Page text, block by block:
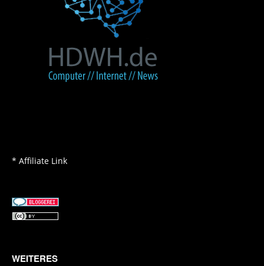
* Affiliate Link
WEITERES